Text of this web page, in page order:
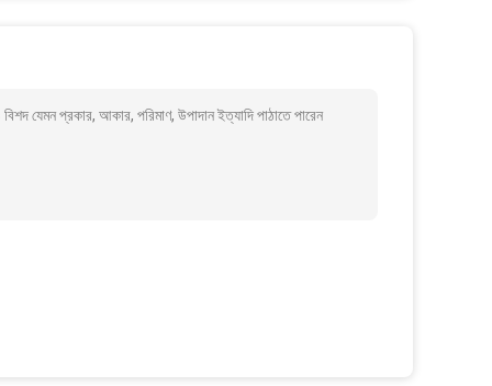
প্রকার, আকার, পরিমাণ, উপাদান ইত্যাদি পাঠাতে পারেন